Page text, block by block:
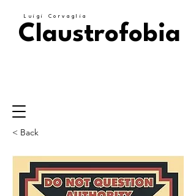
Luigi Corvaglia
Claustrofobia
< Back
Corollario: Corvaglia è
un clericale